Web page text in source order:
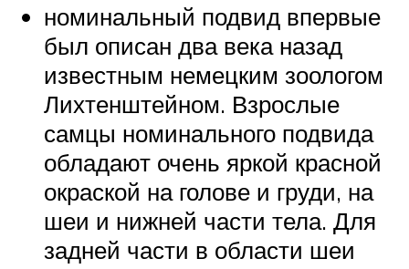
номинальный подвид впервые
был описан два века назад
известным немецким зоологом
Лихтенштейном. Взрослые
самцы номинального подвида
обладают очень яркой красной
окраской на голове и груди, на
шеи и нижней части тела. Для
задней части в области шеи